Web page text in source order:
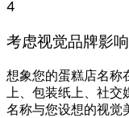
4
考虑视觉品牌影响
想象您的蛋糕店名
上、包装纸上、社
名称与您设想的视觉